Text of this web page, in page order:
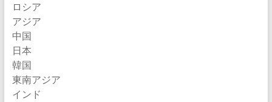
ロシア
アジア
中国
日本
韓国
東南アジア
インド